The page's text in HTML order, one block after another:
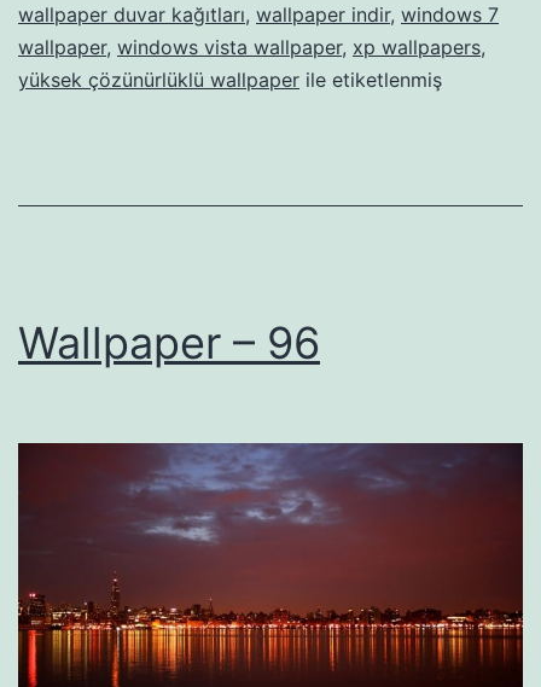
wallpaper duvar kağıtları, wallpaper indir, windows 7
wallpaper, windows vista wallpaper, xp wallpapers,
yüksek çözünürlüklü wallpaper ile etiketlenmiş
Wallpaper – 96